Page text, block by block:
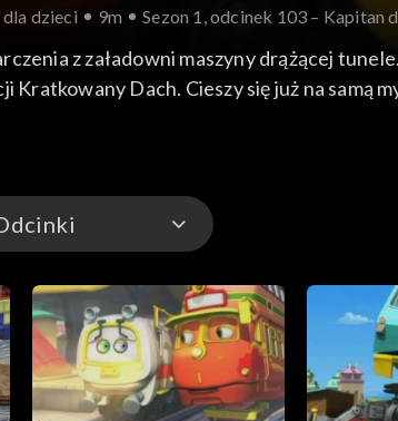
dla dzieci 9m Sezon 1, odcinek 103 – Kapitan
z załadowni maszyny drążącej
Kratkowany Dach. Cieszy się już na samą